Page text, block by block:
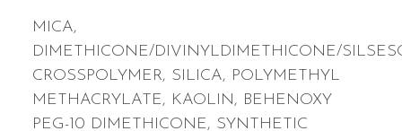
MICA,
DIMETHICONE/DIVINYLDIMETHICONE/
CROSSPOLYMER, SILICA, POLYMETHYL
METHACRYLATE, KAOLIN, BEHENOXY
PEG-10 DIMETHICONE, SYNTHETIC